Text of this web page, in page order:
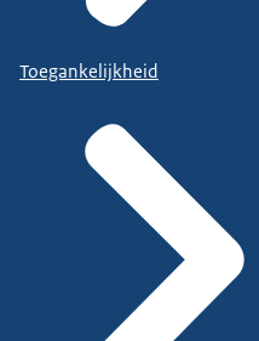
Toegankelijkheid